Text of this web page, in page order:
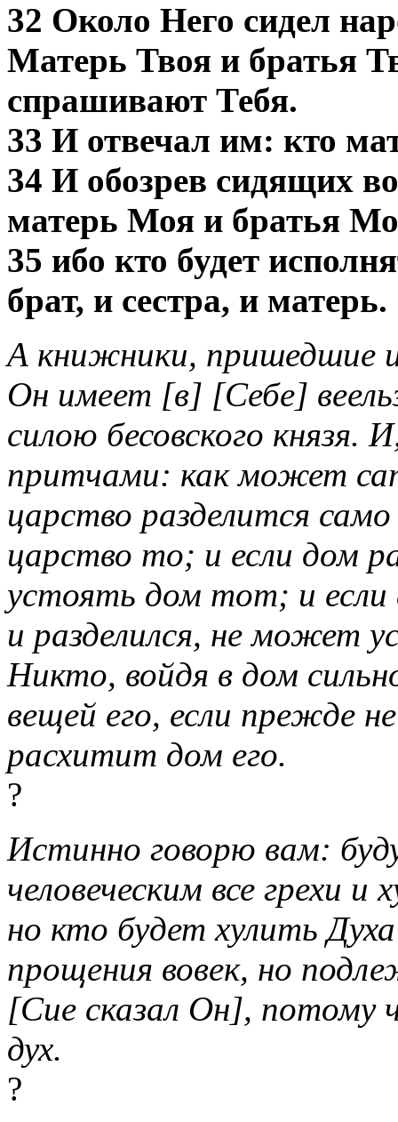
32 Около Него сидел
Матерь Твоя и братья
спрашивают Тебя.
33 И отвечал им: кто
34 И обозрев сидящих
матерь Моя и братья
35 ибо кто будет
брат, и сестра, и матерь.
А книжники, пришедшие
Он имеет [в] [Себе]
силою бесовского князя.
притчами: как может
царство разделится
царство то; и если дом
устоять дом тот; и если
и разделился, не может
Никто, войдя в дом
вещей его, если прежде
расхитит дом его.
?
Истинно говорю вам:
человеческим все грехи и
но кто будет хулить
прощения вовек, но
[Сие сказал Он], потому
дух.
?